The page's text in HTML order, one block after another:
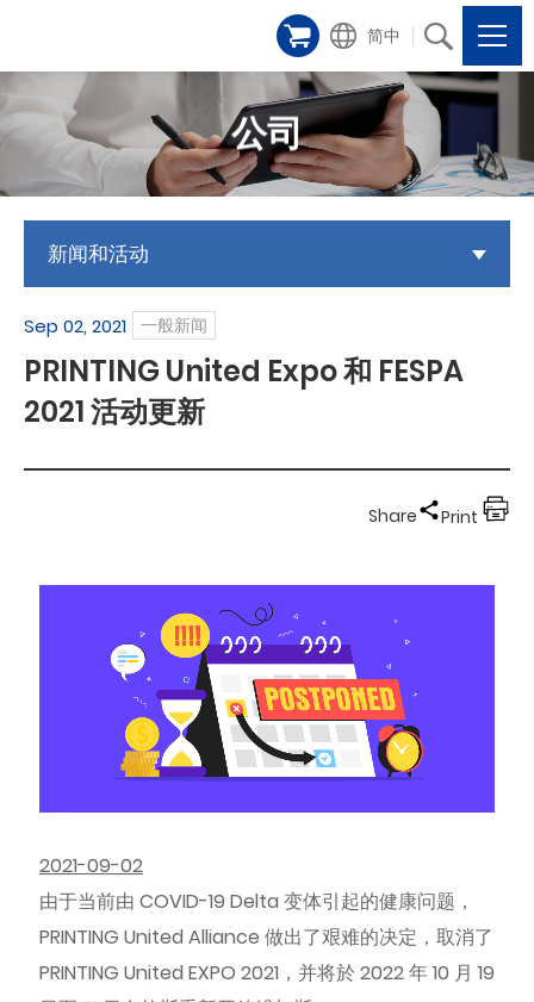
简中
公司
新闻和活动
Sep 02, 2021 一般新闻
PRINTING United Expo 和 FESPA
2021 活动更新
Share Print
2021-09-02
由于当前由 COVID-19 Delta 变体引起的健康问题，
PRINTING United Alliance 做出了艰难的决定，取消了
PRINTING United EXPO 2021，并将於 2022 年 10 月 19